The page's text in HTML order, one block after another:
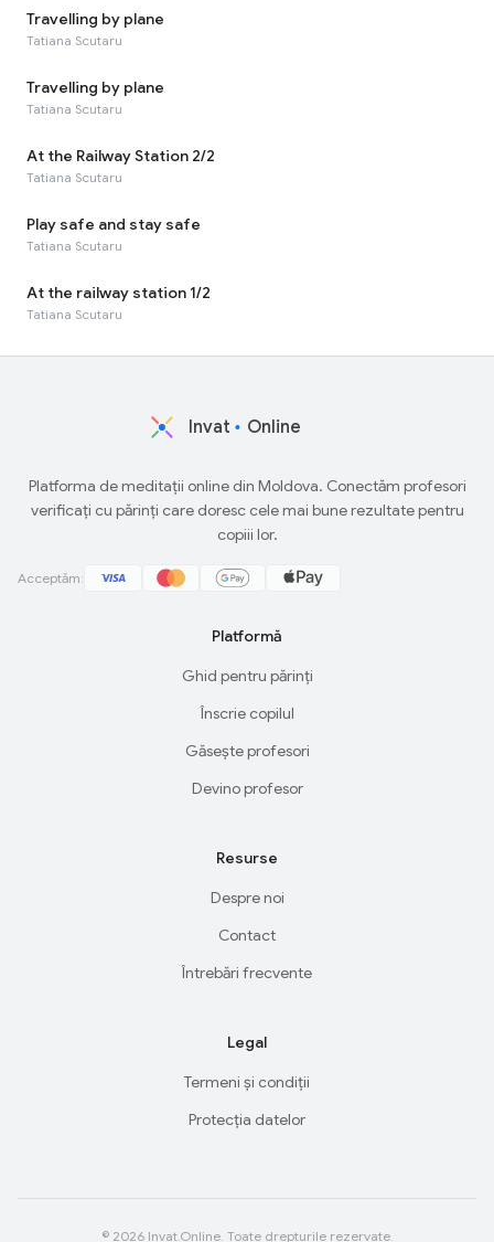
Travelling by plane
Tatiana Scutaru
Travelling by plane
Tatiana Scutaru
At the Railway Station 2/2
Tatiana Scutaru
Play safe and stay safe
Tatiana Scutaru
At the railway station 1/2
Tatiana Scutaru
Invat Online
Platforma de meditații online din Moldova. Conectăm profesori
verificați cu părinți care doresc cele mai bune rezultate pentru
copiii lor.
Acceptăm:
Platformă
Ghid pentru părinți
Înscrie copilul
Găsește profesori
Devino profesor
Resurse
Despre noi
Contact
Întrebări frecvente
Legal
Termeni și condiții
Protecția datelor
© 2026 Invat.Online. Toate drepturile rezervate.